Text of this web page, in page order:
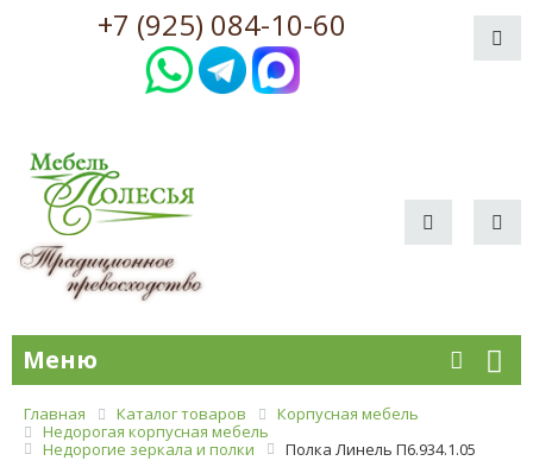
+7 (925) 084-10-60
Меню
Главная Каталог товаров
Корпусная мебель
Недорогая корпусная мебель
Недорогие зеркала и полки
Полка Линель П6.934.1.05